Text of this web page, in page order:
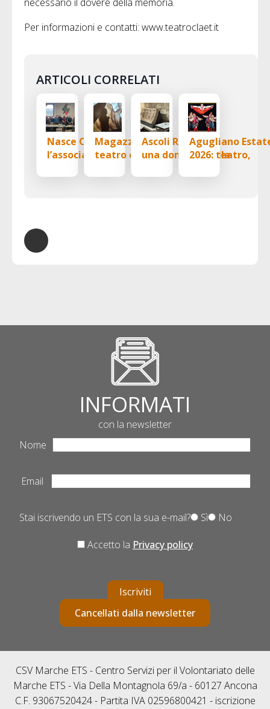
Per informazioni e contatti: www.teatroclaet.it
ARTICOLI CORRELATI
Nasce OCRA,
l’associazione
Magazzino 18, il
teatro civile tra
Ascoli Romana:
una domenica alla
Agugliano
2026: teatro,
INFORMATI
con la newsletter
Nome
Email
Stai iscrivendo un ETS con la sua e-mail? Sì No
Accetto la Privacy policy
Iscriviti
Cancellati dalla newsletter
CSV Marche ETS - Centro Servizi per il Volontariato delle
Marche ETS - Via Della Montagnola 69/a - 60127 Ancona
C.F. 93067520424 - Partita IVA 02596800421 - iscrizione